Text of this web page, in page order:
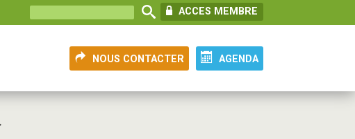
ACCES MEMBRE
AGENDA
NOUS CONTACTER